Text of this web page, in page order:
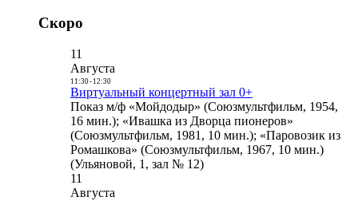
Скоро
11
Августа
11:30- 12:30
Виртуальный концертный зал 0+
Показ м/ф «Мойдодыр» (Союзмультфильм, 1954,
16 мин.); «Ивашка из Дворца пионеров»
(Союзмультфильм, 1981, 10 мин.); «Паровозик из
Ромашкова» (Союзмультфильм, 1967, 10 мин.)
(Ульяновой, 1, зал № 12)
11
Августа